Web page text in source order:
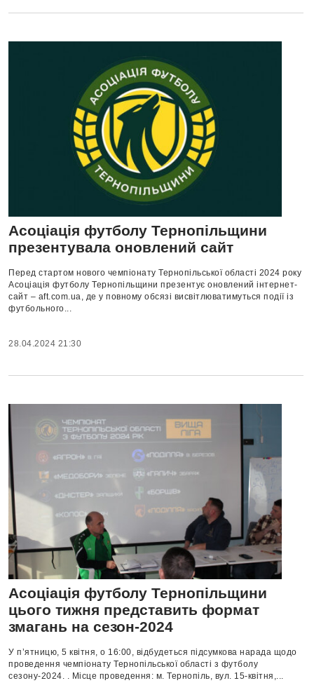
Асоціація футболу Тернопільщини
презентувала оновлений сайт
Перед стартом нового чемпіонату Тернопільської області 2024 року
Асоціація футболу Тернопільщини презентує оновлений інтернет-
сайт – aft.com.ua, де у повному обсязі висвітлюватимуться події із
футбольного...
28.04.2024 21:30
Асоціація футболу Тернопільщини
цього тижня представить формат
змагань на сезон-2024
У п’ятницю, 5 квітня, о 16:00, відбудеться підсумкова нарада щодо
проведення чемпіонату Тернопільської області з футболу
сезону-2024. . Місце проведення: м. Тернопіль, вул. 15-квітня,...